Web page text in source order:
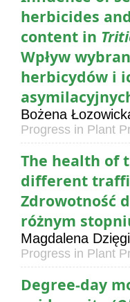
herbicides
content in
Wpływ
herbicydów i
Bożena
Progress in Plant
The health of
different
Zdrowotność
różnym
Magdalena
Progress in Plant
Degree-day